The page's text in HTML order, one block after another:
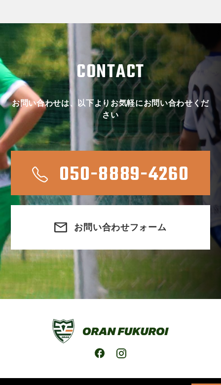
CONTACT
お問い合わせは、以下よりお気軽にお問い合わせくだ
さい
050-8889-4260
お問い合わせフォーム